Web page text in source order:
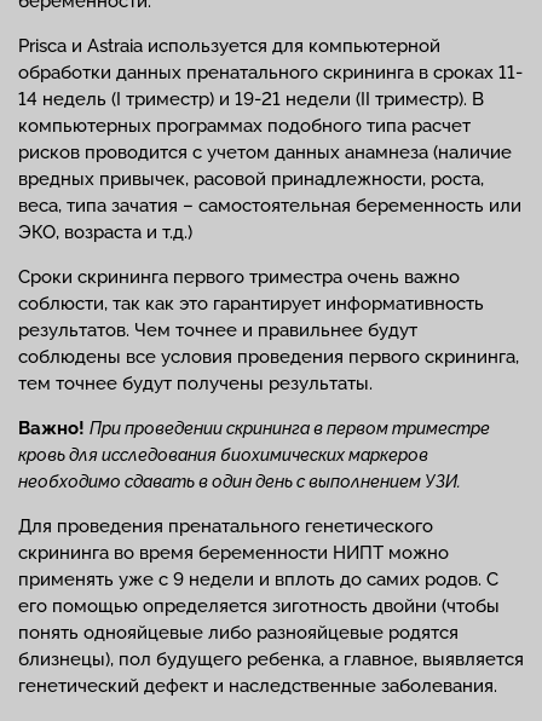
Prisca и Astraia используется для компьютерной
обработки данных пренатального скрининга в сроках 11-
14 недель (I триместр) и 19-21 недели (II триместр). В
компьютерных программах подобного типа расчет
рисков проводится с учетом данных анамнеза (наличие
вредных привычек, расовой принадлежности, роста,
веса, типа зачатия – самостоятельная беременность или
ЭКО, возраста и т.д.)
Сроки скрининга первого триместра очень важно
соблюсти, так как это гарантирует информативность
результатов. Чем точнее и правильнее будут
соблюдены все условия проведения первого скрининга,
тем точнее будут получены результаты.
Важно! При проведении скрининга в первом триместре
кровь для исследования биохимических маркеров
необходимо сдавать в один день с выполнением УЗИ.
Для проведения пренатального генетического
скрининга во время беременности НИПТ можно
применять уже с 9 недели и вплоть до самих родов. С
его помощью определяется зиготность двойни (чтобы
понять однояйцевые либо разнояйцевые родятся
близнецы), пол будущего ребенка, а главное, выявляется
генетический дефект и наследственные заболевания.